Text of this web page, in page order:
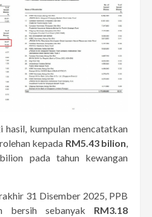
hasil, kumpulan mencatatkan
kepada RM5.43 bilion,
pada tahun kewangan
31 Disember 2025, PPB
bersih sebanyak RM3.18